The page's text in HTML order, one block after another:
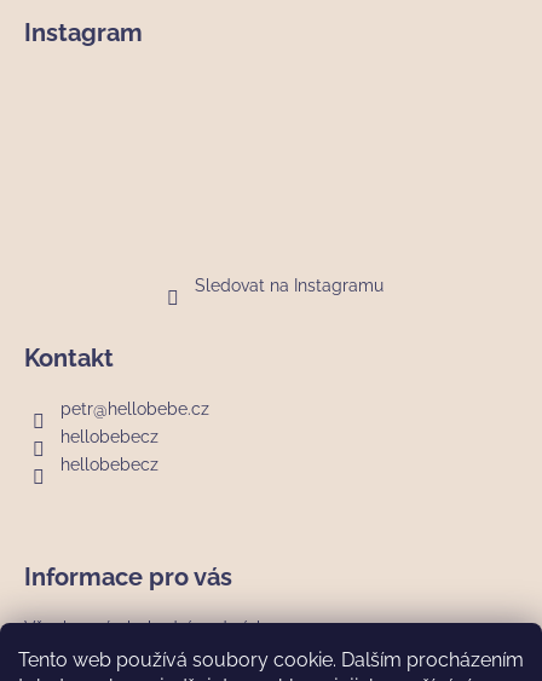
Tento web používá soubory cookie. Dalším procházením
Instagram
Sledovat na Instagramu
Kontakt
petr@hellobebe.cz
hellobebecz
hellobebecz
Informace pro vás
Všeobecné obchodní podmínky
Podmínky ochrany osobních údajů